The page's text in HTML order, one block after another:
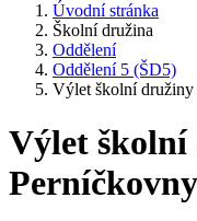
Úvodní stránka
Školní družina
Oddělení
Oddělení 5 (ŠD5)
Výlet školní
Výlet